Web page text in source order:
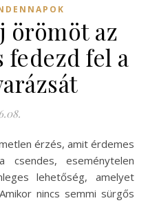
örömöt az
fedezd fel a
eseménytelen
lehetőség, amelyet
nincs semmi sürgős